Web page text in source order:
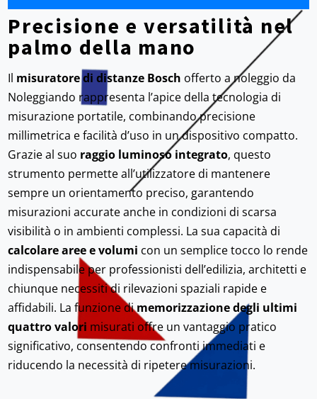
Precisione e versatilità nel
palmo della mano
Il misuratore di distanze Bosch offerto a noleggio da
Noleggiando rappresenta l’apice della tecnologia di
misurazione portatile, combinando precisione
millimetrica e facilità d’uso in un dispositivo compatto.
Grazie al suo raggio luminoso integrato, questo
strumento permette all’utilizzatore di mantenere
sempre un orientamento preciso, garantendo
misurazioni accurate anche in condizioni di scarsa
visibilità o in ambienti complessi. La sua capacità di
calcolare aree e volumi con un semplice tocco lo rende
indispensabile per professionisti dell’edilizia, architetti e
chiunque necessiti di rilevazioni spaziali rapide e
affidabili. La funzione dimemorizzazione degli ultimi
quattro valori misurati offre un vantaggio pratico
significativo, consentendo confronti immediati e
riducendo la necessità di ripetere misurazioni.